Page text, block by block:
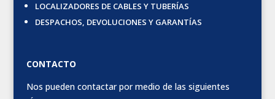
LOCALIZADORES DE CABLES Y TUBERÍAS
DESPACHOS, DEVOLUCIONES Y GARANTÍAS
CONTACTO
Nos pueden contactar por medio de las siguientes